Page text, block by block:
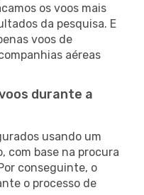
os voos mais
da pesquisa. E
voos de
aéreas
durante a
usando um
com base na procura
conseguinte, o
o processo de